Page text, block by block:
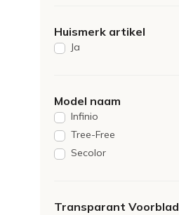
Huismerk artikel
Ja
Model naam
Infinio
Tree-Free
Secolor
Transparant Voorblad